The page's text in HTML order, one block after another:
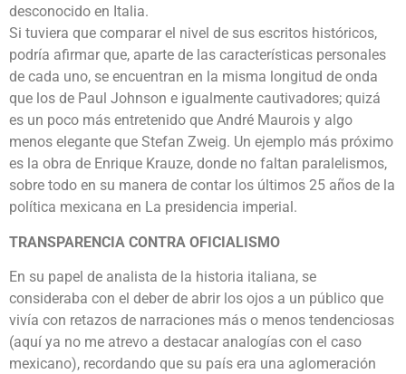
desconocido en Italia.
Si tuviera que comparar el nivel de sus escritos históricos,
podría afirmar que, aparte de las características personales
de cada uno, se encuentran en la misma longitud de o­nda
que los de Paul Johnson e igualmente cautivadores; quizá
es un poco más entretenido que André Maurois y algo
menos elegante que Stefan Zweig. Un ejemplo más próximo
es la obra de Enrique Krauze, donde no faltan paralelismos,
sobre todo en su manera de contar los últimos 25 años de la
política mexicana en La presidencia imperial.
TRANSPARENCIA CONTRA OFICIALISMO
En su papel de analista de la historia italiana, se
consideraba con el deber de abrir los ojos a un público que
vivía con retazos de narraciones más o menos tendenciosas
(aquí ya no me atrevo a destacar analogías con el caso
mexicano), recordando que su país era una aglomeración